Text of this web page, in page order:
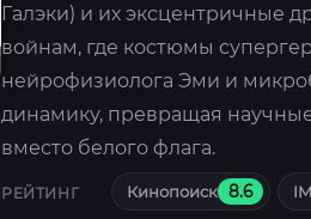
Галэки) и их эксцентричные
войнам, где костюмы
нейрофизиолога Эми и
динамику, превращая
вместо белого флага.
РЕЙТИНГ Кинопоиск 8.6